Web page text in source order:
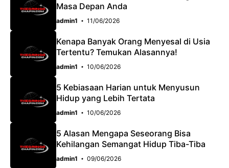
o p
p
m
Masa Depan Anda
admin1 11/06/2026
Kenapa Banyak Orang Menyesal di Usia
Tertentu? Temukan Alasannya!
admin1 10/06/2026
5 Kebiasaan Harian untuk Menyusun
Hidup yang Lebih Tertata
admin1 10/06/2026
5 Alasan Mengapa Seseorang Bisa
Kehilangan Semangat Hidup Tiba-Tiba
admin1 09/06/2026